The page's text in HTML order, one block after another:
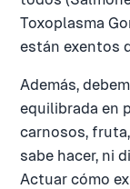
Toxoplasma
están exentos
Además,
equilibrada en
carnosos,
sabe hacer, ni
Actuar cómo